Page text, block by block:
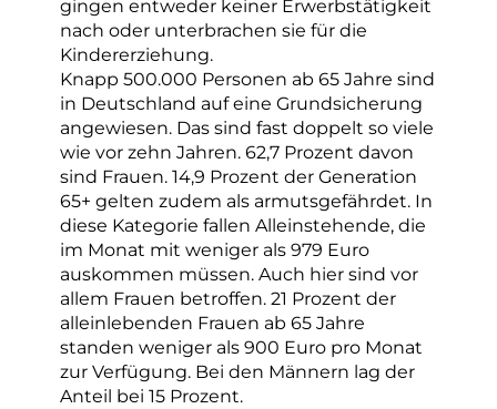
gingen entweder keiner Erwerbstätigkeit
nach oder unterbrachen sie für die
Kindererziehung.
Knapp 500.000 Personen ab 65 Jahre sind
in Deutschland auf eine Grundsicherung
angewiesen. Das sind fast doppelt so viele
wie vor zehn Jahren. 62,7 Prozent davon
sind Frauen. 14,9 Prozent der Generation
65+ gelten zudem als armutsgefährdet. In
diese Kategorie fallen Alleinstehende, die
im Monat mit weniger als 979 Euro
auskommen müssen. Auch hier sind vor
allem Frauen betroffen. 21 Prozent der
alleinlebenden Frauen ab 65 Jahre
standen weniger als 900 Euro pro Monat
zur Verfügung. Bei den Männern lag der
Anteil bei 15 Prozent.